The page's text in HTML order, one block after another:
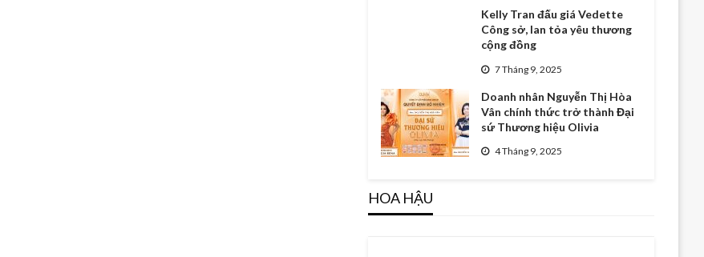
Kelly Tran đấu giá Vedette
Công sở, lan tỏa yêu thương
cộng đồng
7 Tháng 9, 2025
Doanh nhân Nguyễn Thị Hòa
Vân chính thức trở thành Đại
sứ Thương hiệu Olivia
4 Tháng 9, 2025
HOA HẬU